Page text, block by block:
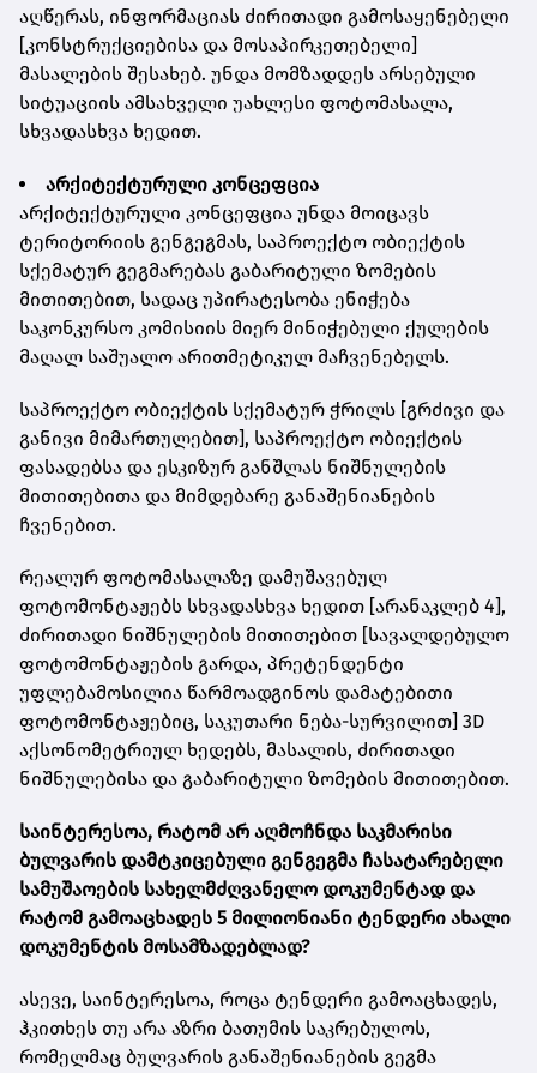
აღწერას, ინფორმაციას ძირითადი გამოსაყენებელი
[კონსტრუქციებისა და მოსაპირკეთებელი]
მასალების შესახებ. უნდა მომზადდეს არსებული
სიტუაციის ამსახველი უახლესი ფოტომასალა,
სხვადასხვა ხედით.
არქიტექტურული კონცეფცია
არქიტექტურული კონცეფცია უნდა მოიცავს
ტერიტორიის გენგეგმას, საპროექტო ობიექტის
სქემატურ გეგმარებას გაბარიტული ზომების
მითითებით, სადაც უპირატესობა ენიჭება
საკონკურსო კომისიის მიერ მინიჭებული ქულების
მაღალ საშუალო არითმეტიკულ მაჩვენებელს.
საპროექტო ობიექტის სქემატურ ჭრილს [გრძივი და
განივი მიმართულებით], საპროექტო ობიექტის
ფასადებსა და ესკიზურ განშლას ნიშნულების
მითითებითა და მიმდებარე განაშენიანების
ჩვენებით.
რეალურ ფოტომასალაზე დამუშავებულ
ფოტომონტაჟებს სხვადასხვა ხედით [არანაკლებ 4],
ძირითადი ნიშნულების მითითებით [სავალდებულო
ფოტომონტაჟების გარდა, პრეტენდენტი
უფლებამოსილია წარმოადგინოს დამატებითი
ფოტომონტაჟებიც, საკუთარი ნება-სურვილით] 3D
აქსონომეტრიულ ხედებს, მასალის, ძირითადი
ნიშნულებისა და გაბარიტული ზომების მითითებით.
საინტერესოა, რატომ არ აღმოჩნდა საკმარისი
ბულვარის დამტკიცებული გენგეგმა ჩასატარებელი
სამუშაოების სახელმძღვანელო დოკუმენტად და
რატომ გამოაცხადეს 5 მილიონიანი ტენდერი ახალი
დოკუმენტის მოსამზადებლად?
ასევე, საინტერესოა, როცა ტენდერი გამოაცხადეს,
ჰკითხეს თუ არა აზრი ბათუმის საკრებულოს,
რომელმაც ბულვარის განაშენიანების გეგმა